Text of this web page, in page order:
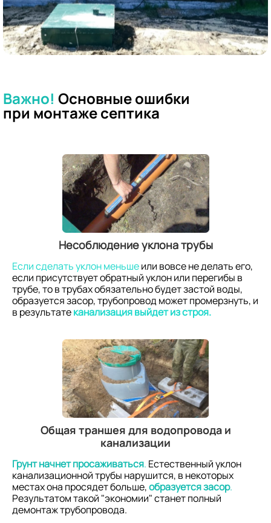
Важно! Основные ошибки
при монтаже септика
Несоблюдение уклона трубы
Если сделать уклон меньшеили вовсе не делать его,
если присутствует обратный уклон или перегибы в
трубе, то в трубах обязательно будет застой воды,
образуется засор, трубопровод может промерзнуть, и
в результатеканализация выйдет из строя.
Общая траншея для водопровода и
канализации
Грунт начнет просаживаться. Естественный уклон
канализационной трубы нарушится, в некоторых
местах она просядет больше,образуется засор.
Результатом такой "экономии" станет полный
демонтаж трубопровода.